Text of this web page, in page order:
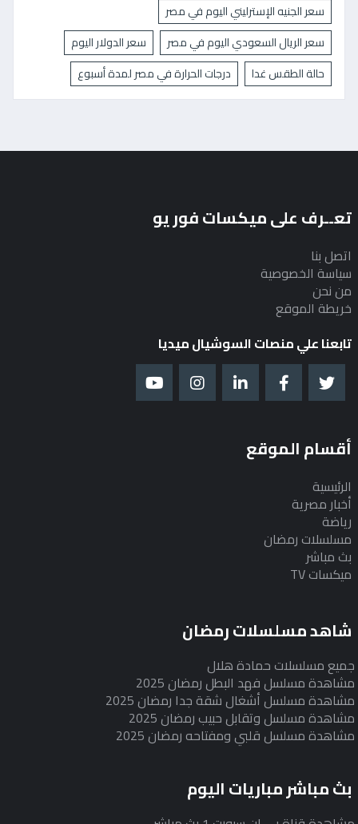
سعر الجنيه الإسترليني اليوم في مصر
سعر الريال السعودي اليوم في مصر
سعر الدولار اليوم
حالة الطقس غدا
درجات الحرارة في مصر لمدة أسبوع
تعــرف على ميكسات فور يو
اتصل بنا
سياسة الخصوصية
من نحن
خريطة الموقع
تابعنا علي منصات السوشيال ميديا
أقسام الموقع
الرئيسية
أخبار مصرية
رياضة
مسلسلات رمضان
بث مباشر
ميكسات TV
شاهد مسلسلات رمضان
جميع مسلسلات حمادة هلال
مشاهدة مسلسل فهد البطل رمضان 2025
مشاهدة مسلسل أشغال شقة جدا رمضان 2025
مشاهدة مسلسل وتقابل حبيب رمضان 2025
مشاهدة مسلسل قلبي ومفتاحه رمضان 2025
بث مباشر مباريات اليوم